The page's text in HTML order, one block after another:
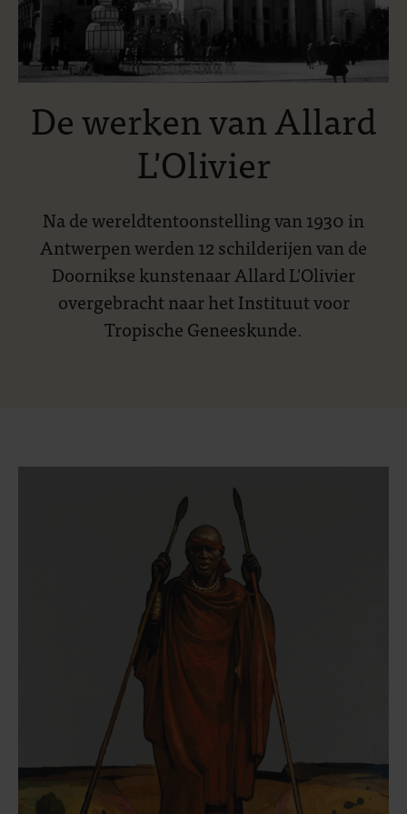
De werken van Allard
L'Olivier
Na de wereldtentoonstelling van 1930 in
Antwerpen werden 12 schilderijen van de
Doornikse kunstenaar Allard L'Olivier
overgebracht naar het Instituut voor
Tropische Geneeskunde.